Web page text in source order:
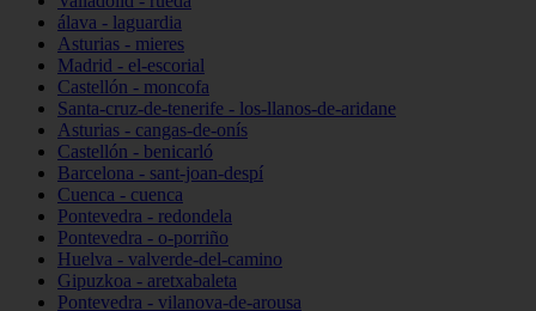
álava - laguardia
Asturias - mieres
Madrid - el-escorial
Castellón - moncofa
Santa-cruz-de-tenerife - los-llanos-de-aridane
Asturias - cangas-de-onís
Castellón - benicarló
Barcelona - sant-joan-despí
Cuenca - cuenca
Pontevedra - redondela
Pontevedra - o-porriño
Huelva - valverde-del-camino
Gipuzkoa - aretxabaleta
Pontevedra - vilanova-de-arousa